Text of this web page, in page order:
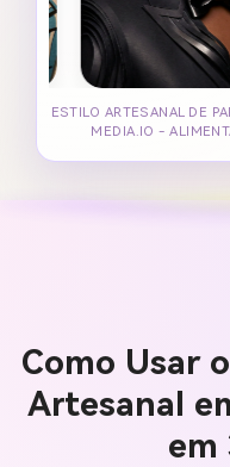
ESTILO ARTESANAL DE
MEDIA.IO -
Como Usar
Artesanal
em